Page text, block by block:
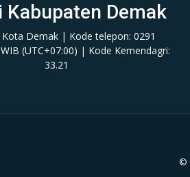
Kabupaten Demak
Kota Demak | Kode telepon: 0291
(‎UTC+07:00‎)‎ | Kode Kemendagri:
33.21
©